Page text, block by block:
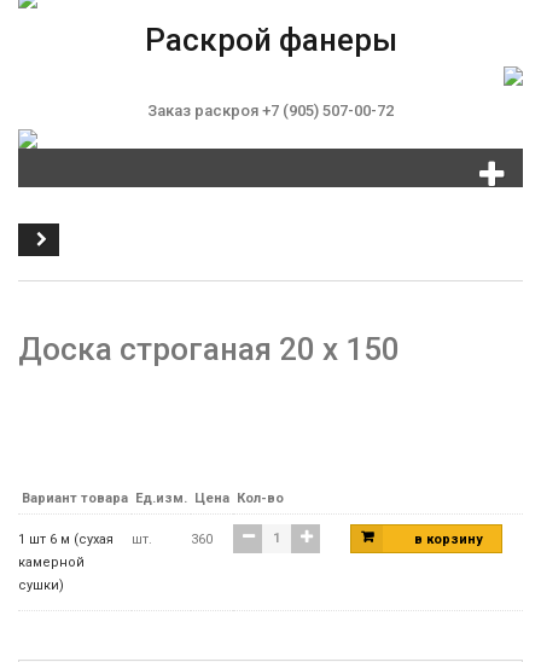
Раскрой фанеры
Заказ раскроя +7 (905) 507-00-72
Доска строганая 20 х 150
Вариант товара Ед.изм. Цена Кол-во
1 шт 6 м (сухая
камерной
сушки)
шт. 360 в корзину